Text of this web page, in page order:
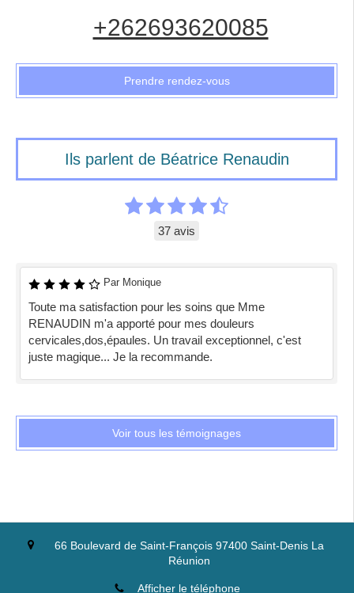
+262693620085
Prendre rendez-vous
Ils parlent de Béatrice Renaudin
37 avis
Par Monique
Toute ma satisfaction pour les soins que Mme
RENAUDIN m'a apporté pour mes douleurs
cervicales,dos,épaules. Un travail exceptionnel, c'est
juste magique... Je la recommande.
Voir tous les témoignages
66 Boulevard de Saint-François 97400 Saint-Denis La
Réunion
Afficher le téléphone